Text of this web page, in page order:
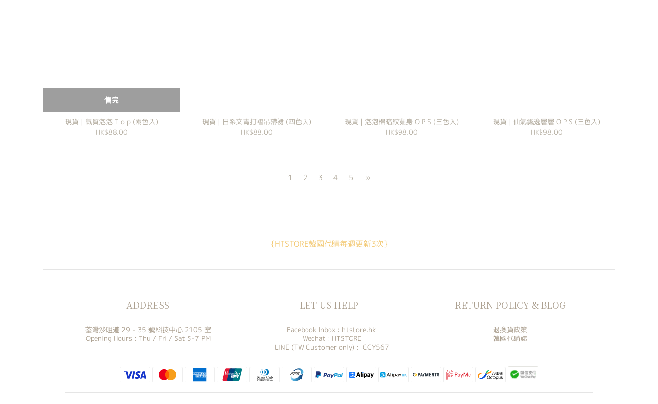
售完
現貨 | 氣質泡泡 T o p (兩色入)
HK$88.00
現貨 | 日系文青打褶吊帶裙 (四色入)
HK$88.00
現貨 | 泡泡棉暗紋寬身 O P S (三色入)
HK$98.00
現貨 | 仙氣飄逸層層 O P S (三色入)
HK$98.00
1 2 3 4 5 »
{HTSTORE韓國代購每週更新3次}
ADDRESS
荃灣沙咀道 29 - 35 號科技中心 2105 室
Opening Hours : Thu / Fri / Sat 3-7 PM
LET US HELP
Facebook Inbox : htstore.hk
Wechat : HTSTORE
LINE (TW Customer only) : CCY567
RETURN POLICY & BLOG
退換貨政策
韓國代購誌